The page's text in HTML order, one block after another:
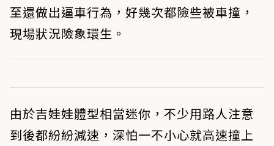
至還做出逼車行為，好幾次都險些被車撞，
現場狀況險象環生。
由於吉娃娃體型相當迷你，不少用路人注意
到後都紛紛減速，深怕一不小心就高速撞上